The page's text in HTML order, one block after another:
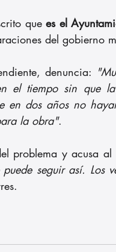
que es el
del gobierno
denuncia:
el tiempo sin que
en dos años no
la obra".
problema y acusa al
seguir así. Los